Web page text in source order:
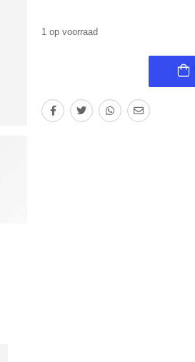
1 op voorraad